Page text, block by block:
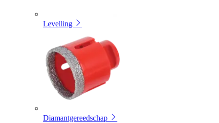
Levelling
Diamantgereedschap